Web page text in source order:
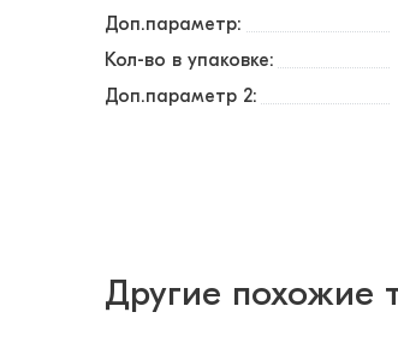
Доп.параметр:
Кол-во в упаковке:
Доп.параметр 2:
Другие похожие